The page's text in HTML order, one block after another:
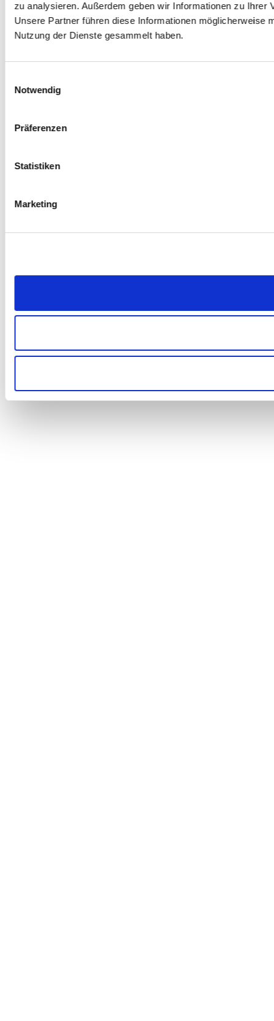
zu analysieren. Außerdem geben wir Informationen zu
Unsere Partner führen diese Informationen möglicherweise
Nutzung der Dienste gesammelt haben.
Notwendig
Präferenzen
Statistiken
Marketing